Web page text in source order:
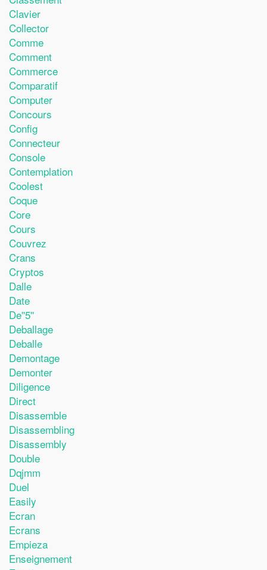
Clavier
Collector
Comme
Comment
Commerce
Comparatif
Computer
Concours
Config
Connecteur
Console
Contemplation
Coolest
Coque
Core
Cours
Couvrez
Crans
Cryptos
Dalle
Date
De''5''
Deballage
Deballe
Demontage
Demonter
Diligence
Direct
Disassemble
Disassembling
Disassembly
Double
Dqjmm
Duel
Easily
Ecran
Ecrans
Empieza
Enseignement